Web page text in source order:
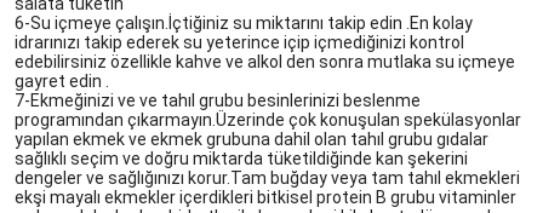
6-Su içmeye çalışın.İçtiğiniz su miktarını takip edin .En kolay
idrarınızı takip ederek su yeterince içip içmediğinizi kontrol
edebilirsiniz özellikle kahve ve alkol den sonra mutlaka su içmeye
gayret edin .
7-Ekmeğinizi ve ve tahıl grubu besinlerinizi beslenme
programından çıkarmayın.Üzerinde çok konuşulan spekülasyonlar
yapılan ekmek ve ekmek grubuna dahil olan tahıl grubu gıdalar
sağlıklı seçim ve doğru miktarda tüketildiğinde kan şekerini
dengeler ve sağlığınızı korur.Tam buğday veya tam tahıl ekmekleri
ekşi mayalı ekmekler içerdikleri bitkisel protein B grubu vitaminler